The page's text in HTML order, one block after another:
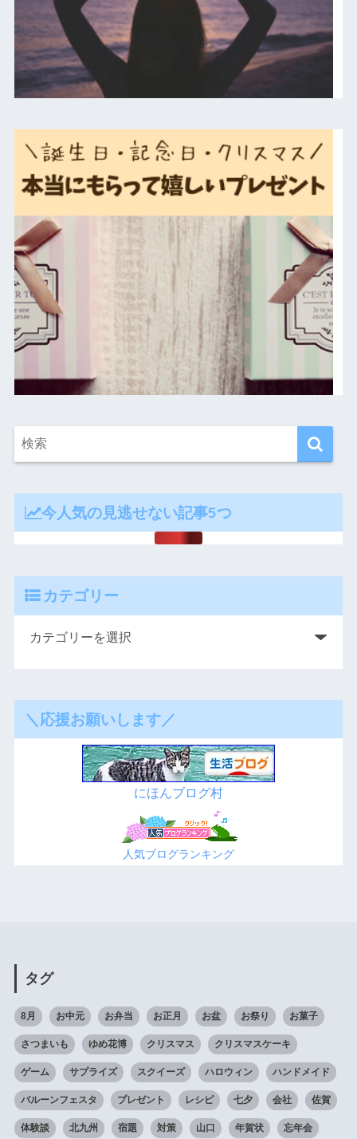
今人気の見逃せない記事5つ
カテゴリー
＼応援お願いします／
にほんブログ村
人気ブログランキング
タグ
8月 お中元 お弁当 お正月 お盆 お祭り お菓子
さつまいも ゆめ花博 クリスマス クリスマスケーキ
ゲーム サプライズ スクイーズ ハロウィン ハンドメイド
バルーンフェスタ プレゼント レシピ 七夕 会社 佐賀
体験談 北九州 宿題 対策 山口 年賀状 忘年会